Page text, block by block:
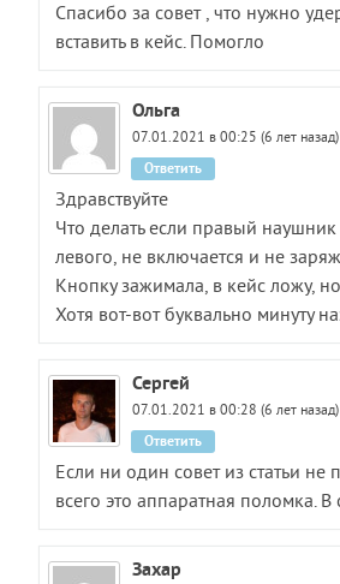
Спасибо за совет , что нужно
вставить в кейс. Помогло
Ольга
07.01.2021 в 00:25 (6 лет назад)
Здравствуйте
Что делать если правый
левого, не включается и не
Кнопку зажимала, в кейс ложу,
Хотя вот-вот буквально минуту
Ответить
Сергей
07.01.2021 в 00:28 (6 лет назад)
Если ни один совет из статьи не
всего это аппаратная поломка.
Ответить
Захар